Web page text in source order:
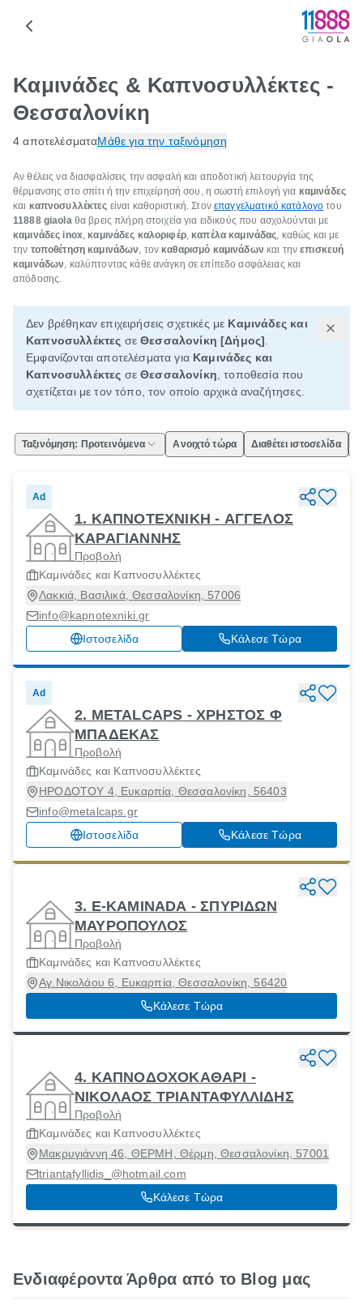
Καμινάδες & Καπνοσυλλέκτες -
Θεσσαλονίκη
4 αποτελέσματαΜάθε για την ταξινόμηση
Αν θέλεις να διασφαλίσεις την ασφαλή και αποδοτική λειτουργία της
θέρμανσης στο σπίτι ή την επιχείρησή σου, η σωστή επιλογή για καμινάδες
και καπνοσυλλέκτες είναι καθοριστική. Στονεπαγγελματικό κατάλογο του
11888 giaolaθα βρεις πλήρη στοιχεία για ειδικούς που ασχολούνται με
καμινάδες inox, καμινάδες καλοριφέρ, καπέλα καμινάδας, καθώς και με
την τοποθέτηση καμινάδων, τον καθαρισμό καμινάδων και τηνεπισκευή
καμινάδων, καλύπτοντας κάθε ανάγκη σε επίπεδο ασφάλειας και
απόδοσης.
Δεν βρέθηκαν επιχειρήσεις σχετικές με Καμινάδες και
Καπνοσυλλέκτες σεΘεσσαλονίκη [Δήμος]
Εμφανίζονται αποτελέσματα για Καμινάδες και
Καπνοσυλλέκτες σεΘεσσαλονίκη , τοποθεσία που
σχετίζεται με τον τόπο, τον οποίο αρχικά αναζήτησες.
Ταξινόμηση: Προτεινόμενα Ανοιχτό τώρα Διαθέτει ιστοσελίδα
Ad
1. ΚΑΠΝΟΤΕΧΝΙΚΗ - ΑΓΓΕΛΟΣ
ΚΑΡΑΓΙΑΝΝΗΣ
Προβολή
Καμινάδες και Καπνοσυλλέκτες
Λακκιά, Βασιλικά, Θεσσαλονίκη, 57006
info@kapnotexniki.gr
Ιστοσελίδα
Κάλεσε Τώρα
Ad
2. METALCAPS - ΧΡΗΣΤΟΣ Φ
ΜΠΑΔΕΚΑΣ
Προβολή
Καμινάδες και Καπνοσυλλέκτες
ΗΡΟΔΟΤΟΥ 4, Ευκαρπία, Θεσσαλονίκη, 56403
info@metalcaps.gr
Ιστοσελίδα
Κάλεσε Τώρα
3. E-KAMINADA - ΣΠΥΡΙΔΩΝ
ΜΑΥΡΟΠΟΥΛΟΣ
Προβολή
Καμινάδες και Καπνοσυλλέκτες
Αγ.Νικολάου 6, Ευκαρπία, Θεσσαλονίκη, 56420
Κάλεσε Τώρα
4. ΚΑΠΝΟΔΟΧΟΚΑΘΑΡΙ -
ΝΙΚΟΛΑΟΣ ΤΡΙΑΝΤΑΦΥΛΛΙΔΗΣ
Προβολή
Καμινάδες και Καπνοσυλλέκτες
Μακρυγιάννη 46, ΘΕΡΜΗ, Θέρμη, Θεσσαλονίκη, 57001
triantafyllidis_@hotmail.com
Κάλεσε Τώρα
Ενδιαφέροντα Άρθρα από το Blog μας